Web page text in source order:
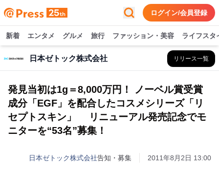
ログイン/会員登録
新着 エンタメ グルメ 旅行 ファッション・美容 ライフスタ
日本ゼトック株式会社 リリース一覧
発見当初は1g＝8,000万円！ ノーベル賞受賞
成分「EGF」を配合したコスメシリーズ「リ
セプトスキン」 リニューアル発売記念でモ
ニターを“53名”募集！
日本ゼトック株式会社告知・募集 2011年8月2日 13:00